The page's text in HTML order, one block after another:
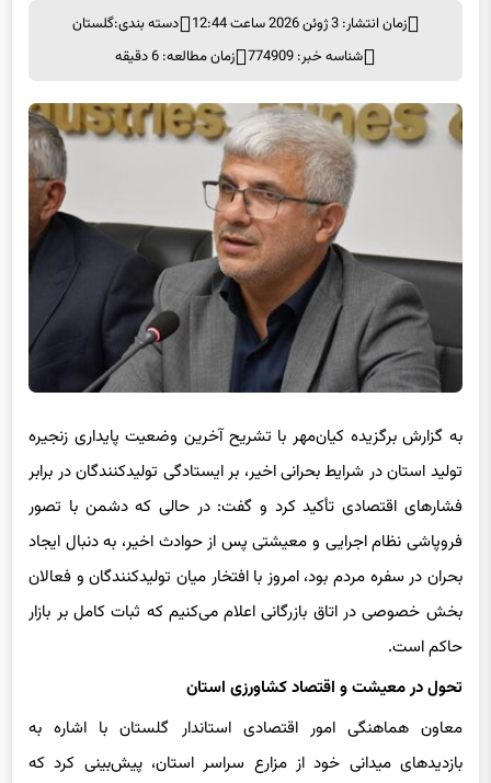
زمان انتشار: 3 ژوئن 2026 ساعت 12:44 دسته بندی:
به گزارش برگزیده کیان‌مهر با تشریح آخرین وضعیت پایداری زنجیره
تولید استان در شرایط بحرانی اخیر، بر ایستادگی تولیدکنندگان در برابر
فشارهای اقتصادی تأکید کرد و گفت: در حالی که دشمن با تصور
فروپاشی نظام اجرایی و معیشتی پس از حوادث اخیر، به دنبال ایجاد
بحران در سفره مردم بود، امروز با افتخار میان تولیدکنندگان و فعالان
بخش خصوصی در اتاق بازرگانی اعلام می‌کنیم که ثبات کامل بر بازار
حاکم است.
تحول در معیشت و اقتصاد کشاورزی استان
معاون هماهنگی امور اقتصادی استاندار گلستان با اشاره به